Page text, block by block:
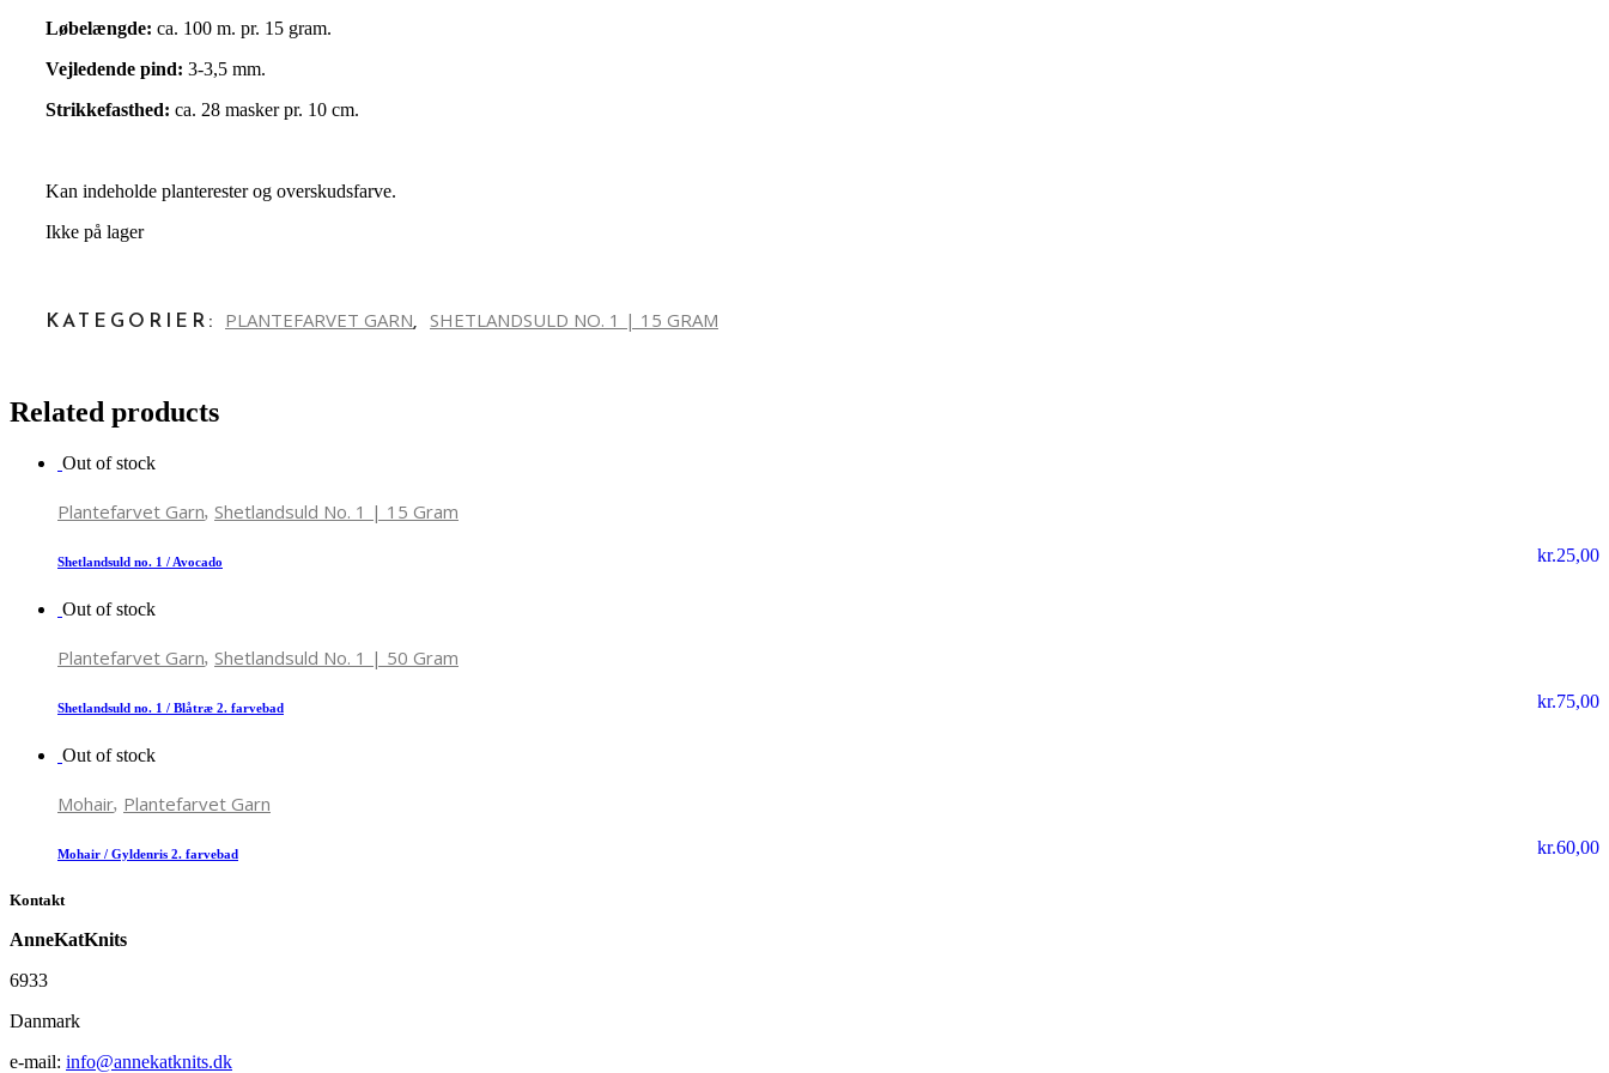
Løbelængde: ca. 100 m. pr. 15 gram.
Vejledende pind: 3-3,5 mm.
Strikkefasthed: ca. 28 masker pr. 10 cm.
Kan indeholde planterester og overskudsfarve.
Ikke på lager
KATEGORIER: PLANTEFARVET GARN, SHETLANDSULD NO. 1 | 15 GRAM
Related products
Out of stock
Plantefarvet Garn, Shetlandsuld No. 1 | 15 Gram
Shetlandsuld no. 1 / Avocado kr.25,00
Out of stock
Plantefarvet Garn, Shetlandsuld No. 1 | 50 Gram
Shetlandsuld no. 1 / Blåtræ 2. farvebad kr.75,00
Out of stock
Mohair, Plantefarvet Garn
Mohair / Gyldenris 2. farvebad kr.60,00
Kontakt
AnneKatKnits
6933
Danmark
e-mail: info@annekatknits.dk